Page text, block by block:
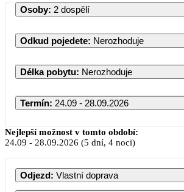
Osoby: 2 dospělí
Odkud pojedete: Nerozhoduje
Délka pobytu: Nerozhoduje
Termín: 24.09 - 28.09.2026
Nejlepší možnost v tomto období:
24.09 - 28.09.2026 (5 dní, 4 noci)
Odjezd: Vlastní doprava